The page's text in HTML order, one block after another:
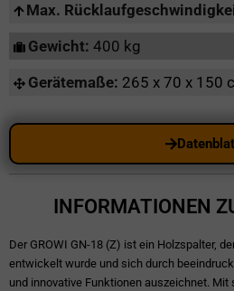
Max.
Gewicht: 400 kg
Gerätemaße: 265 x 70 x 150
INFORMATIONEN
Der GROWI GN-18 (Z) ist ein Holzspalter,
entwickelt wurde und sich durch
und innovative Funktionen auszeichnet. Mit